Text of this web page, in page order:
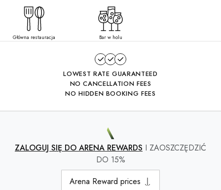
Główna restauracja Bar w holu
LOWEST RATE GUARANTEED
NO CANCELLATION FEES
NO HIDDEN BOOKING FEES
ZALOGUJ SIĘ DO ARENA REWARDS I ZAOSZCZĘDZIĆ
DO 15%
Arena Reward prices